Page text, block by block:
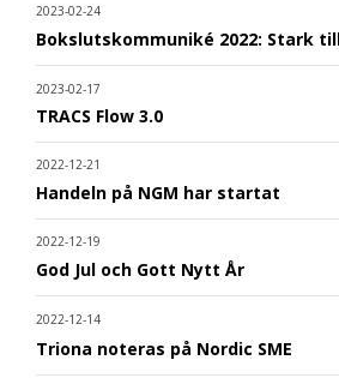
2023-02-24
Bokslutskommuniké 2022: Stark
2023-02-17
TRACS Flow 3.0
2022-12-21
Handeln på NGM har startat
2022-12-19
God Jul och Gott Nytt År
2022-12-14
Triona noteras på Nordic SME